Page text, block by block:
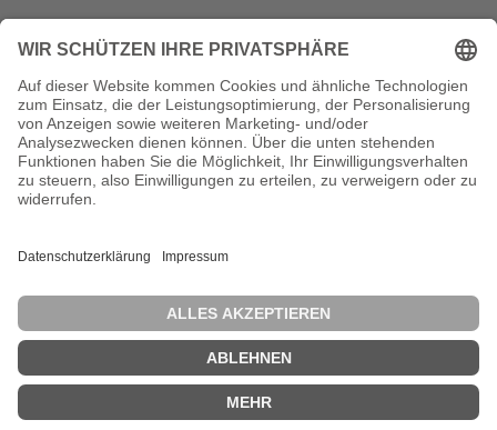
Montag, Dienstag und Donnerstag:
10 bis 12 Uhr und von 13 bis 16 Uhr
Die VSVI Baden-Württemberg ist Mitglied der Bundesvereinigung der Straßenbau- und Verkehrsingenieure e. V. (BSVI). Diese vertritt in 14